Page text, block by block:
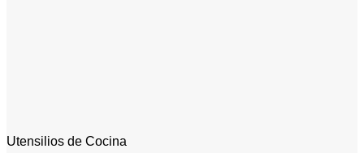
Utensilios de Cocina